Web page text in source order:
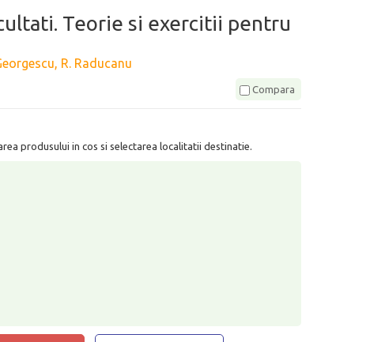
Teorie si exercitii pentru
R. Raducanu
Compara
produsului in cos si selectarea localitatii destinatie.